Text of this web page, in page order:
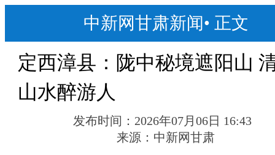
中新网甘肃新闻• 正文
定西漳县：陇中秘境遮阳山
山水醉游人
发布时间： 2026年07月06日 16:43
来源： 中新网甘肃